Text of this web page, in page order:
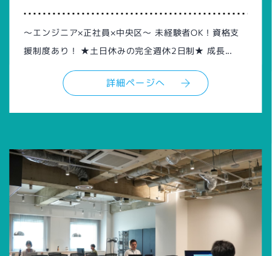
～エンジニア×正社員×中央区～ 未経験者OK！資格支
援制度あり！ ★土日休みの完全週休2日制★ 成長...
詳細ページへ